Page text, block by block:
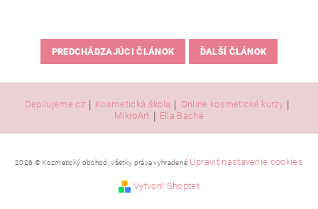
PREDCHÁDZAJÚCI ČLÁNOK ĎALŠÍ ČLÁNOK
Depilujeme.cz | Kosmetická škola | Online kosmetické kurzy |
MikroArt | Ella Baché
2026 © Kozmetický obchod, všetky práva vyhradené Upraviť nastavenie cookies
Vytvoril Shoptet